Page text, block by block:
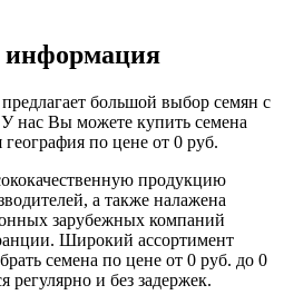
информация
большой выбор семян с
нас Вы можете купить семена
по цене от 0 руб.
продукцию
а также налажена
зарубежных компаний
Широкий ассортимент
семена по цене от 0 руб. до 0
регулярно и без задержек.